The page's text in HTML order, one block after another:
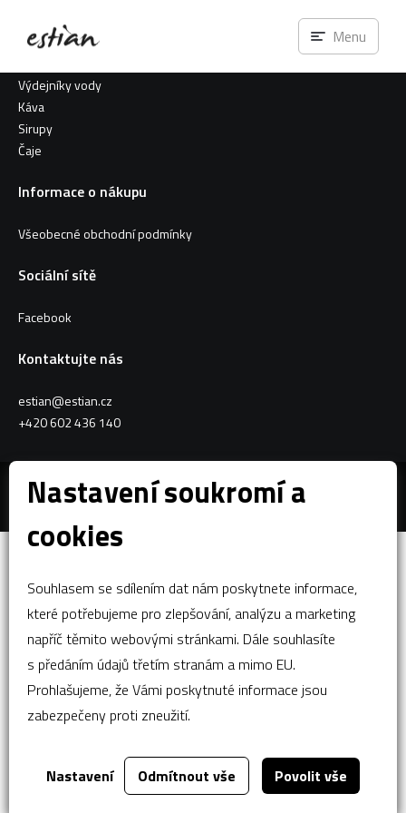
Nastavení soukromí a
cookies
Souhlasem se sdílením dat nám poskytnete informace,
které potřebujeme pro zlepšování, analýzu a marketing
napříč těmito webovými stránkami. Dále souhlasíte
s předáním údajů třetím stranám a mimo EU.
Prohlašujeme, že Vámi poskytnuté informace jsou
zabezpečeny proti zneužití.
Nastavení Odmítnout vše Povolit vše
Nakupovat
Výdejníky vody
Káva
Sirupy
Čaje
Informace o nákupu
Všeobecné obchodní podmínky
Sociální sítě
Facebook
Kontaktujte nás
estian@estian.cz
+420 602 436 140
Za tímto webem stojídgstudio.
Menu